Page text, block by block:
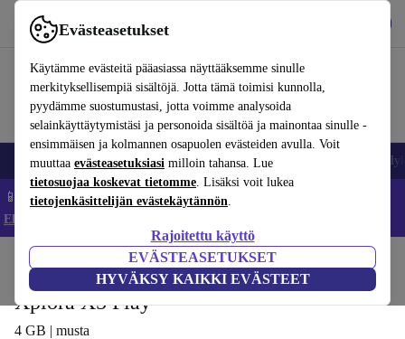
Evästeasetukset
Käytämme evästeitä pääasiassa näyttääksemme sinulle
merkityksellisempiä sisältöjä. Jotta tämä toimisi kunnolla,
pyydämme suostumustasi, jotta voimme analysoida
selainkäyttäytymistäsi ja personoida sisältöä ja mainontaa sinulle -
ensimmäisen ja kolmannen osapuolen evästeiden avulla. Voit
muuttaa evästeasetuksiasi milloin tahansa. Lue
tietosuojaa koskevat tietomme. Lisäksi voit lukea
tietojenkäsittelijän evästekäytännön.
Rajoitettu käyttö
EVÄSTEASETUKSET
HYVÄKSY KAIKKI EVÄSTEET
Käytä refurbed-palvelua nopeasti ja helposti
Matkapuhelimet ja älypuhelimet Kannettavat tietokoneet
📱 Säästä 5 % LISÄÄ iPhoneista – Koodi: IPHONEDEAL –
Ehdot ja säännöt
Älykellot
Xplora X5 Play
4 GB | musta